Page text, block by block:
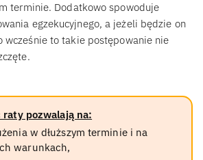
terminie. Dodatkowo spowoduje
egzekucyjnego, a jeżeli będzie on
wcześnie to takie postępowanie nie
raty pozwalają na:
w dłuższym terminie i na
warunkach,